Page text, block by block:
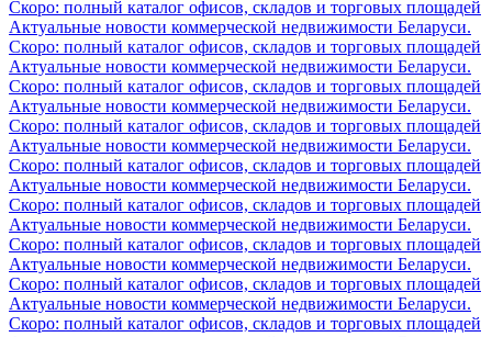
Скоро: полный каталог офисов, складов и торговых площадей
Актуальные новости коммерческой недвижимости Беларуси.
Скоро: полный каталог офисов, складов и торговых площадей
Актуальные новости коммерческой недвижимости Беларуси.
Скоро: полный каталог офисов, складов и торговых площадей
Актуальные новости коммерческой недвижимости Беларуси.
Скоро: полный каталог офисов, складов и торговых площадей
Актуальные новости коммерческой недвижимости Беларуси.
Скоро: полный каталог офисов, складов и торговых площадей
Актуальные новости коммерческой недвижимости Беларуси.
Скоро: полный каталог офисов, складов и торговых площадей
Актуальные новости коммерческой недвижимости Беларуси.
Скоро: полный каталог офисов, складов и торговых площадей
Актуальные новости коммерческой недвижимости Беларуси.
Скоро: полный каталог офисов, складов и торговых площадей
Актуальные новости коммерческой недвижимости Беларуси.
Скоро: полный каталог офисов, складов и торговых площадей